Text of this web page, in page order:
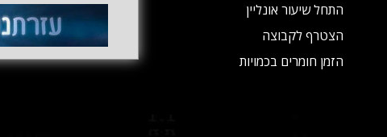
התחל שיעור אונליין
הצטרף לקבוצה
הזמן חומרים בכמויות